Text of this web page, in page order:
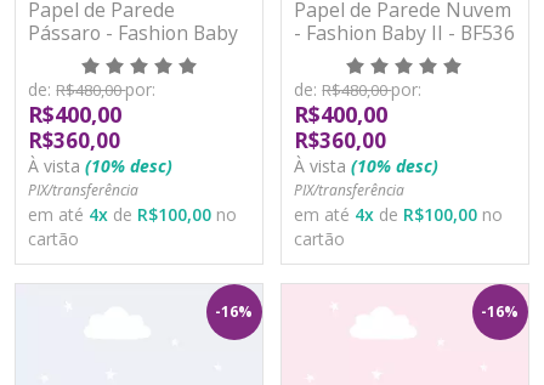
Papel de Parede
Pássaro - Fashion Baby
II - BF535 - Vinílico
de: R$480,00por:
R$400,00
R$360,00
À vista (10% desc)
PIX/transferência
em até 4x de R$100,00 no
cartão
Papel de Parede Nuvem
- Fashion Baby II - BF536
- Vinílico
de: R$480,00por:
R$400,00
R$360,00
À vista (10% desc)
PIX/transferência
em até 4x de R$100,00 no
cartão
-16% -16%